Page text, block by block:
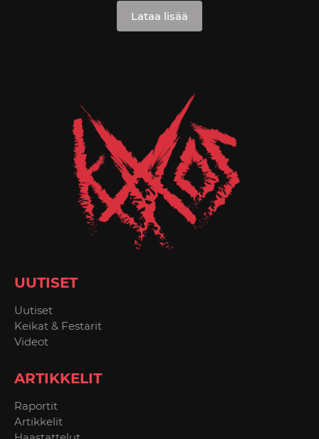
Lataa lisää
UUTISET
Uutiset
Keikat & Festarit
Videot
ARTIKKELIT
Raportit
Artikkelit